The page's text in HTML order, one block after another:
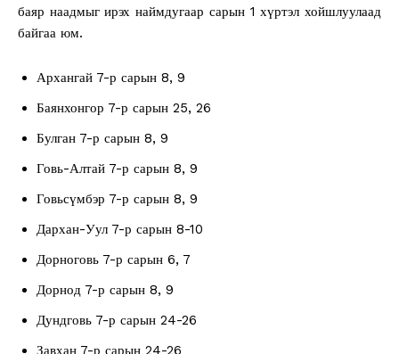
баяр наадмыг ирэх наймдугаар сарын 1 хүртэл хойшлуулаад
байгаа юм.
Архангай 7-р сарын 8, 9
Баянхонгор 7-р сарын 25, 26
Булган 7-р сарын 8, 9
Говь-Алтай 7-р сарын 8, 9
Говьсүмбэр 7-р сарын 8, 9
Дархан-Уул 7-р сарын 8-10
Дорноговь 7-р сарын 6, 7
Дорнод 7-р сарын 8, 9
Дундговь 7-р сарын 24-26
Завхан 7-р сарын 24-26